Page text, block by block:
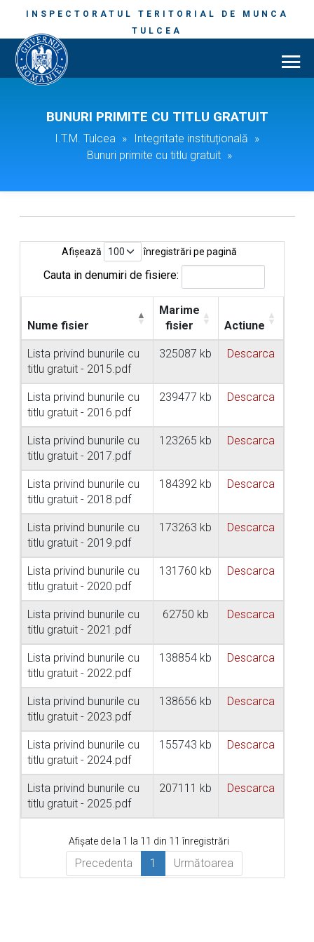
INSPECTORATUL TERITORIAL DE MUNCA
TULCEA
BUNURI PRIMITE CU TITLU GRATUIT
I.T.M. Tulcea » Integritate instituțională »
Bunuri primite cu titlu gratuit »
Afișează înregistrări pe pagină
Cauta in denumiri de fisiere:
Nume fisier
Marime
fisier
Actiune
Lista privind bunurile cu
titlu gratuit - 2015.pdf
325087 kb Descarca
Lista privind bunurile cu
titlu gratuit - 2016.pdf
239477 kb Descarca
Lista privind bunurile cu
titlu gratuit - 2017.pdf
123265 kb Descarca
Lista privind bunurile cu
titlu gratuit - 2018.pdf
184392 kb Descarca
Lista privind bunurile cu
titlu gratuit - 2019.pdf
173263 kb Descarca
Lista privind bunurile cu
titlu gratuit - 2020.pdf
131760 kb Descarca
Lista privind bunurile cu
titlu gratuit - 2021.pdf
62750 kb Descarca
Lista privind bunurile cu
titlu gratuit - 2022.pdf
138854 kb Descarca
Lista privind bunurile cu
titlu gratuit - 2023.pdf
138656 kb Descarca
Lista privind bunurile cu
titlu gratuit - 2024.pdf
155743 kb Descarca
Lista privind bunurile cu
titlu gratuit - 2025.pdf
207111 kb Descarca
Afișate de la 1 la 11 din 11 înregistrări
Precedenta 1 Următoarea